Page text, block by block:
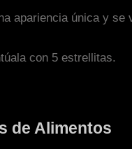
apariencia única y
con 5 estrellitas.
de Alimentos